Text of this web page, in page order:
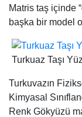
Matris taş içinde
başka bir model
Turkuaz Taşı
Turkuvazın
Kimyasal
Renk Gökyüzü